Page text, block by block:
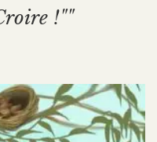
!""